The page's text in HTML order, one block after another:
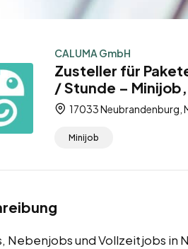
CALUMA GmbH
Zusteller für
/ Stunde –
17033 Neubrandenburg,
Minijob
Nebenjobs und Vollzeitjobs in